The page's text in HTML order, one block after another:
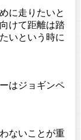
に走りたいと
けて距離は踏
いという時に
はジョギンペ
ないことが重